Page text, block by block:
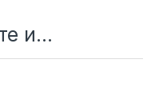
и...